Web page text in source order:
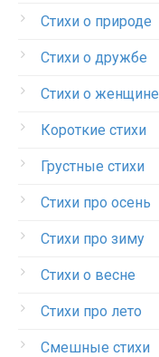
Стихи о природе
Стихи о дружбе
Стихи о женщине
Короткие стихи
Грустные стихи
Стихи про осень
Стихи про зиму
Стихи о весне
Стихи про лето
Смешные стихи